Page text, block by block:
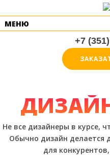
МЕНЮ
+7
Не все дизайнеры в курсе,
Обычно дизайн делается
для